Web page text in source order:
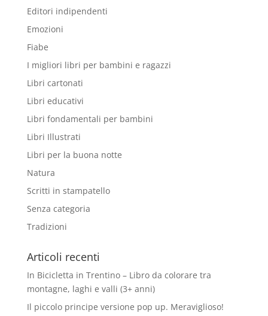
Editori indipendenti
Emozioni
Fiabe
I migliori libri per bambini e ragazzi
Libri cartonati
Libri educativi
Libri fondamentali per bambini
Libri Illustrati
Libri per la buona notte
Natura
Scritti in stampatello
Senza categoria
Tradizioni
Articoli recenti
In Bicicletta in Trentino – Libro da colorare tra
montagne, laghi e valli (3+ anni)
Il piccolo principe versione pop up. Meraviglioso!